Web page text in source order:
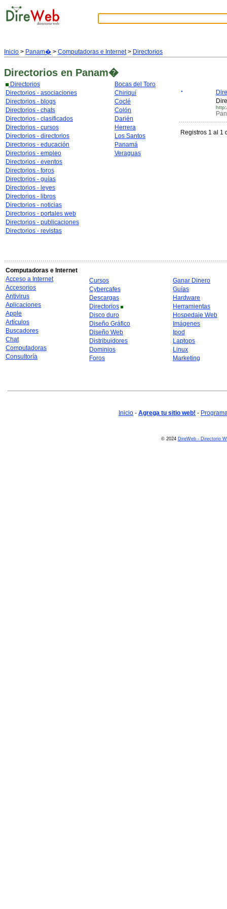
Inicio > Panam� > Computadoras e Internet> Directorios
Directorios en Panam�
Directorios
Directorios - asociaciones
Directorios - blogs
Directorios - chats
Directorios - clasificados
Directorios - cursos
Directorios - directorios
Directorios - educación
Directorios - empleo
Directorios - eventos
Directorios - foros
Directorios - guías
Directorios - leyes
Directorios - libros
Directorios - noticias
Directorios - portales web
Directorios - publicaciones
Directorios - revistas
Bocas del Toro
Chiriquí
Coclé
Colón
Darién
Herrera
Los Santos
Panamá
Veraguas
Registros 1 al 1
Computadoras e Internet
Acceso a Internet
Accesorios
Antivirus
Aplicaciones
Apple
Artículos
Buscadores
Chat
Computadoras
Consultoría
Cursos
Cybercafes
Descargas
Directorios
Disco duro
Diseño Gráfico
Diseño Web
Distribuidores
Dominios
Foros
Ganar Dinero
Guías
Hardware
Herramientas
Hospedaje Web
Imágenes
Ipod
Laptops
Linux
Marketing
Inicio - Agrega tu sitio web! -
© 2024 DireWeb - Directorio